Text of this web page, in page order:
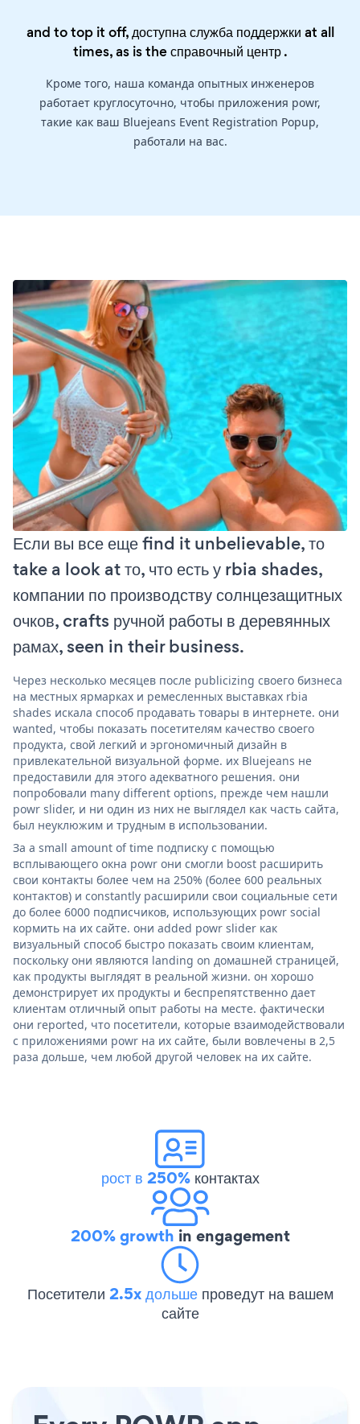
and to top it off, доступна служба поддержки at all
times, as is theсправочный центр.
Кроме того, наша команда опытных инженеров
работает круглосуточно, чтобы приложения powr,
такие как ваш Bluejeans Event Registration Popup,
работали на вас.
Если вы все еще find it unbelievable, то
take a look at то, что есть у rbia shades,
компании по производству солнцезащитных
очков, crafts ручной работы в деревянных
рамах, seen in their business.
Через несколько месяцев после publicizing своего бизнеса
на местных ярмарках и ремесленных выставках rbia
shades искала способ продавать товары в интернете. они
wanted, чтобы показать посетителям качество своего
продукта, свой легкий и эргономичный дизайн в
привлекательной визуальной форме. их Bluejeans не
предоставили для этого адекватного решения. они
попробовали many different options, прежде чем нашли
powr slider, и ни один из них не выглядел как часть сайта,
был неуклюжим и трудным в использовании.
За a small amount of time подписку с помощью
всплывающего окна powr они смогли boost расширить
свои контакты более чем на 250% (более 600 реальных
контактов) и constantly расширили свои социальные сети
до более 6000 подписчиков, использующих powr social
кормить на их сайте. они added powr slider как
визуальный способ быстро показать своим клиентам,
поскольку они являются landing on домашней страницей,
как продукты выглядят в реальной жизни. он хорошо
демонстрирует их продукты и беспрепятственно дает
клиентам отличный опыт работы на месте. фактически
они reported, что посетители, которые взаимодействовали
с приложениями powr на их сайте, были вовлечены в 2,5
раза дольше, чем любой другой человек на их сайте.
рост в 250%контактах
200% growth in engagement
Посетители 2.5x дольше проведут на вашем
сайте